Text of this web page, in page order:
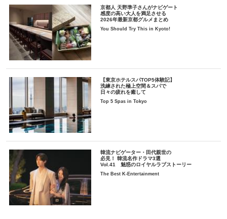
京都人 天野準子さんがナビゲート
感度の高い大人を満足させる
2026年最新京都グルメまとめ
You Should Try This in Kyoto!
【東京ホテルスパTOP5体験記】
洗練された極上空間＆スパで
日々の疲れを癒して
Top 5 Spas in Tokyo
韓流ナビゲーター・田代親世の
必見！ 韓流名作ドラマ3選
Vol.41 魅惑のロイヤルラブストーリー
The Best K-Entertainment